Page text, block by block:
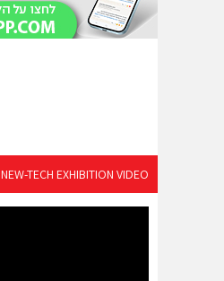
NEW-TECH EXHIBITION VIDEO